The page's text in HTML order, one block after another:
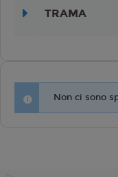
TRAMA
Non ci sono